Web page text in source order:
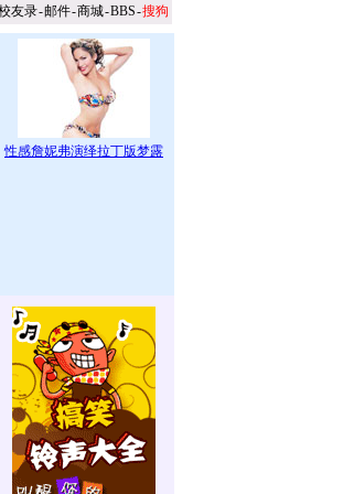
友录-邮件-商城-BBS-搜狗